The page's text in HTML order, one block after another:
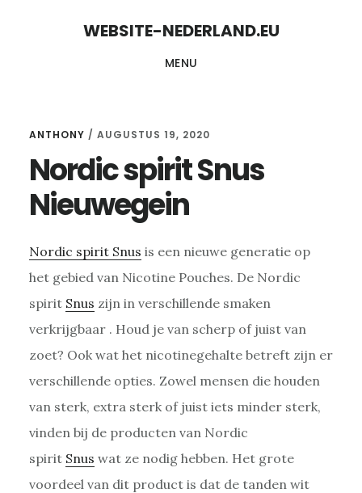
WEBSITE-NEDERLAND.EU
MENU
ANTHONY / AUGUSTUS 19, 2020
Nordic spirit Snus
Nieuwegein
Nordic spirit Snus is een nieuwe generatie op
het gebied van Nicotine Pouches. De Nordic
spirit Snus zijn in verschillende smaken
verkrijgbaar . Houd je van scherp of juist van
zoet? Ook wat het nicotinegehalte betreft zijn er
verschillende opties. Zowel mensen die houden
van sterk, extra sterk of juist iets minder sterk,
vinden bij de producten van Nordic
spirit Snus wat ze nodig hebben. Het grote
voordeel van dit product is dat de tanden wit